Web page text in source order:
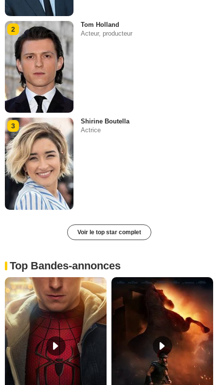
2
Tom Holland
Acteur, producteur
3
Shirine Boutella
Actrice
Voir le top star complet
Top Bandes-annonces